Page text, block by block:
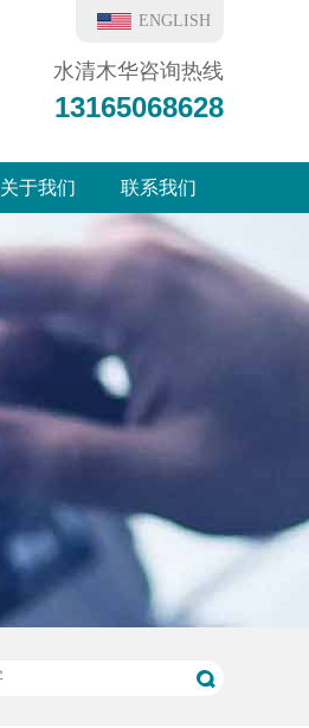
ENGLISH
水清木华咨询热线
13165068628
关于我们 联系我们